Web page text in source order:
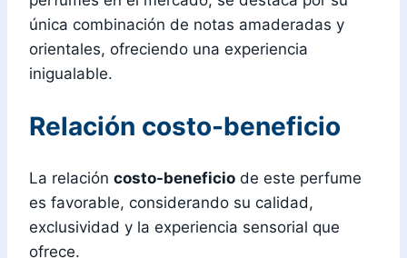
única combinación de notas amaderadas y
orientales, ofreciendo una experiencia
inigualable.
Relación costo-beneficio
La relación costo-beneficio de este perfume
es favorable, considerando su calidad,
exclusividad y la experiencia sensorial que
ofrece.